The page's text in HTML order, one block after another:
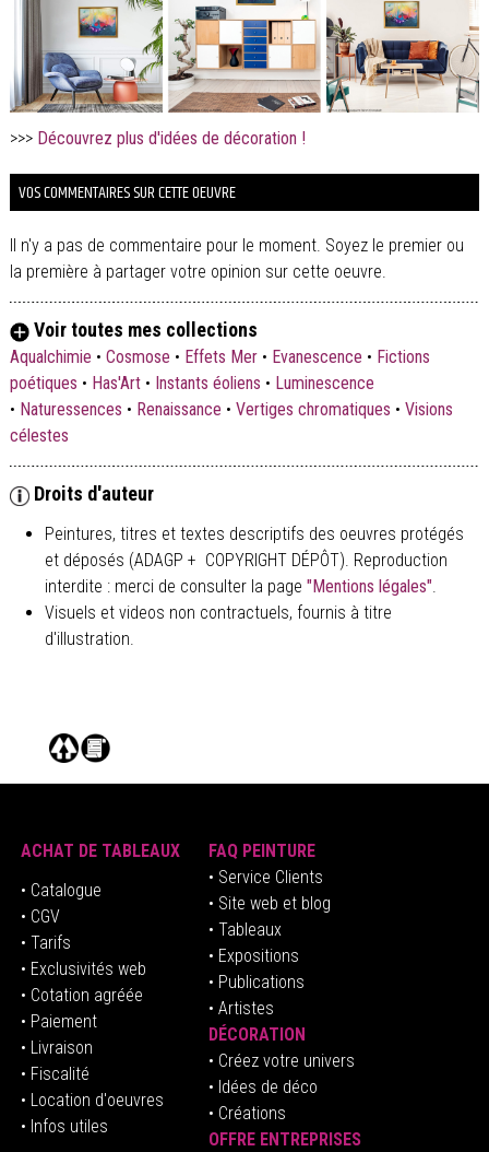
>>> Découvrez plus d'idées de décoration !
VOS COMMENTAIRES SUR CETTE OEUVRE
Il n'y a pas de commentaire pour le moment. Soyez le premier ou
la première à partager votre opinion sur cette oeuvre.
Voir toutes mes collections
Aqualchimie • Cosmose • Effets Mer• Evanescence • Fictions
poétiques • Has'Art• Instants éoliens • Luminescence
• Naturessences • Renaissance • Vertiges chromatiques • Visions
célestes
Droits d'auteur
Peintures, titres et textes descriptifs des oeuvres protégés
et déposés (ADAGP + COPYRIGHT DÉPÔT). Reproduction
interdite : merci de consulter la page "Mentions légales".
Visuels et videos non contractuels, fournis à titre
d'illustration.
ACHAT DE TABLEAUX
• Catalogue
• CGV
• Tarifs
• Exclusivités web
• Cotation agréée
• Paiement
• Livraison
• Fiscalité
• Location d'oeuvres
• Infos utiles
FAQ PEINTURE
• Service Clients
• Site web et blog
• Tableaux
• Expositions
• Publications
• Artistes
DÉCORATION
• Créez votre univers
• Idées de déco
• Créations
OFFRE ENTREPRISES